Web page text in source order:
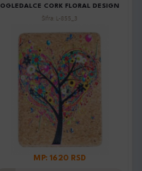
OGLEDALCE CORK FLORAL DESIGN
Šifra: L-855_3
MP: 1620 RSD